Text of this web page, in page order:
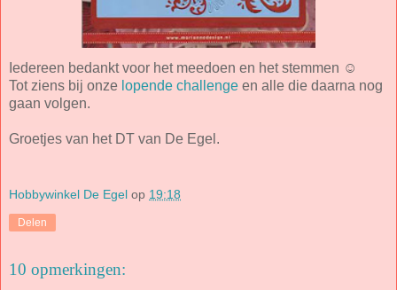
Iedereen bedankt voor het meedoen en het stemmen ☺
Tot ziens bij onze lopende challenge en alle die daarna nog
gaan volgen.
Groetjes van het DT van De Egel.
Hobbywinkel De Egel op 19:18
Delen
10 opmerkingen: